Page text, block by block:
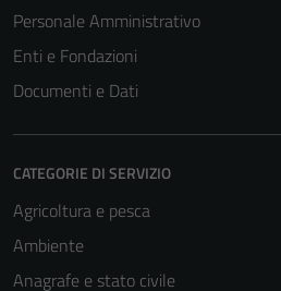
Personale Amministrativo
Enti e Fondazioni
Documenti e Dati
CATEGORIE DI SERVIZIO
Agricoltura e pesca
Ambiente
Anagrafe e stato civile